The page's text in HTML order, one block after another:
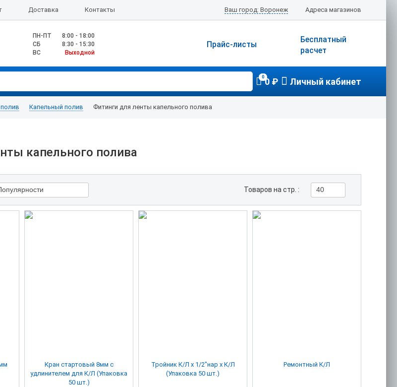
Доставка Контакты Адреса магазинов
Ваш город: Воронеж
ПН-ПТ
8:00 - 18:00
CБ
8:30 - 15:30
ВС
Выходной
Бесплатный
расчет
Прайс-листы
00 ₽ Личный кабинет
Капельный полив Фитинги для ленты капельного полива
капельного полива
Товаров на стр. : 40
Кран стартовый 8мм с
удлинителем для К/Л (Упаковка
50 шт.)
Тройник К/Л х 1/2"нар х К/Л
(Упаковка 50 шт.)
Ремонтный К/Л